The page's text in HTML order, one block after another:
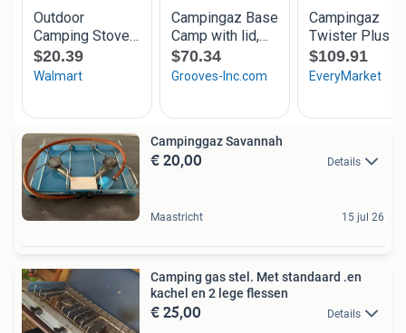
Campinggaz Savannah
€ 20,00 Details
Maastricht 15 jul 26
Camping gas stel. Met standaard .en
kachel en 2 lege flessen
€ 25,00 Details